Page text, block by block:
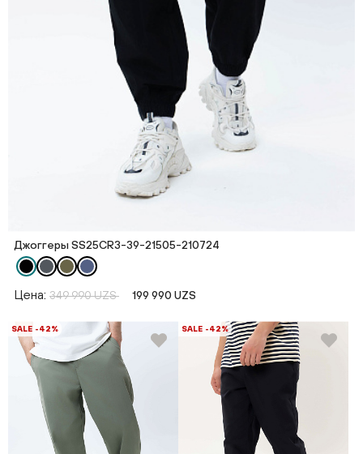
Джоггеры SS25CR3-39-21505-210724
Цена: 349 990 UZS 199 990 UZS
SALE -42% SALE -42%